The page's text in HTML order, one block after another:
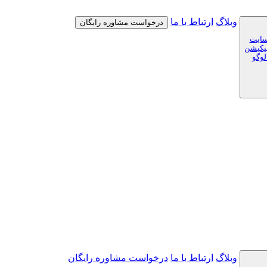
وبلاگ ارتباط با ما درخواست مشاوره رایگان
وبلاگ ارتباط با ما درخواست مشاوره رایگان